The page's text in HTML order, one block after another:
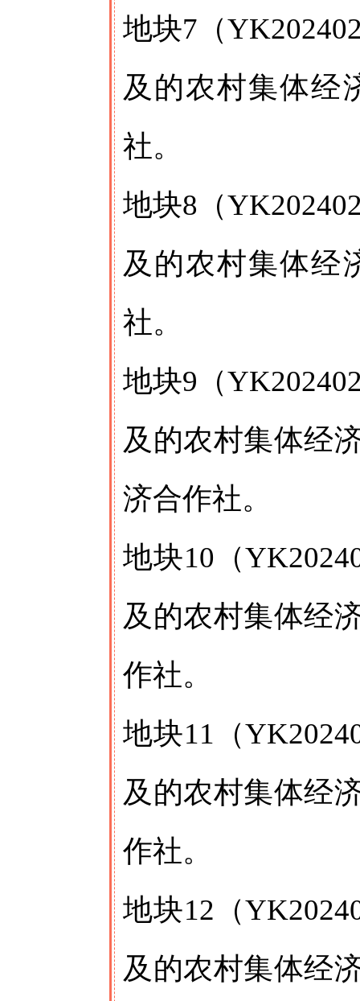
地块7（
及的农村集体经
社。
地块8（
及的农村集体经
社。
地块9（
及的农村集体经
济合作社。
地块10（
及的农村集体经
作社。
地块11（
及的农村集体经
作社。
地块12（
及的农村集体经